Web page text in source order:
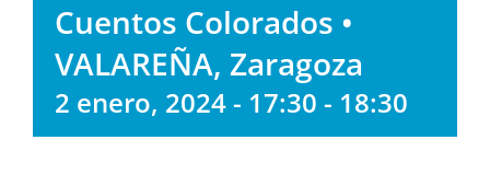
Cuentos Colorados •
VALAREÑA, Zaragoza
2 enero, 2024 - 17:30 - 18:30